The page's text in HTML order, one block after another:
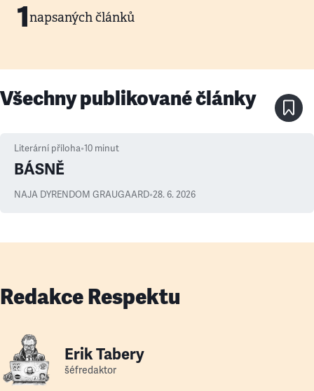
1napsaných článků
Všechny publikované články
Literární příloha•10 minut
BÁSNĚ
NAJA DYRENDOM GRAUGAARD•28. 6. 2026
Redakce Respektu
Erik Tabery
šéfredaktor